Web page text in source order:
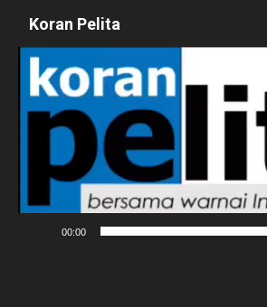
Koran Pelita
Pemutar
Video
00:00